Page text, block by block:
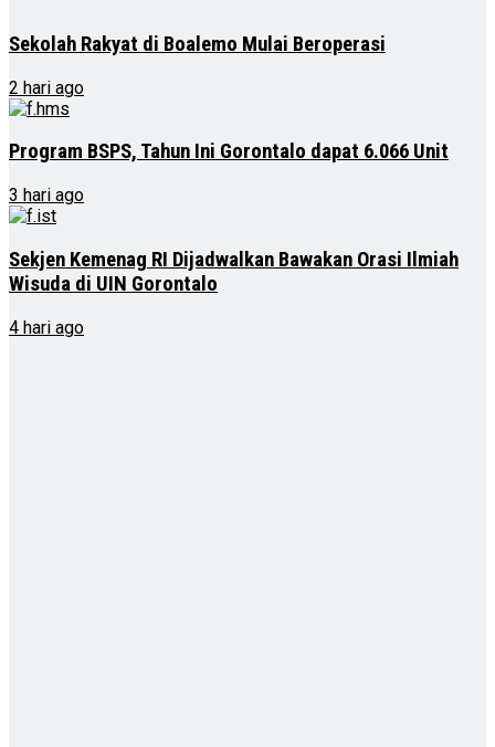
Sekolah Rakyat di Boalemo Mulai Beroperasi
2 hari ago
Program BSPS, Tahun Ini Gorontalo dapat 6.066 Unit
3 hari ago
Sekjen Kemenag RI Dijadwalkan Bawakan Orasi Ilmiah
Wisuda di UIN Gorontalo
4 hari ago